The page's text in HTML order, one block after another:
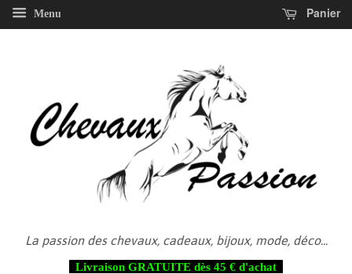
Menu Panier
La passion des chevaux, cadeaux, bijoux, mode, déco...
Livraison GRATUITE dès 45 € d'achat